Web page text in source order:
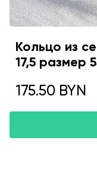
Кольцо из
17,5 размер
175.50 BYN